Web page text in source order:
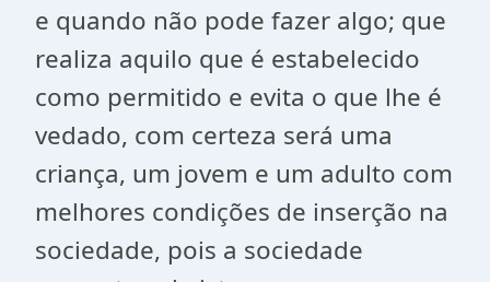
e quando não pode fazer algo; que
realiza aquilo que é estabelecido
como permitido e evita o que lhe é
vedado, com certeza será uma
criança, um jovem e um adulto com
melhores condições de inserção na
sociedade, pois a sociedade